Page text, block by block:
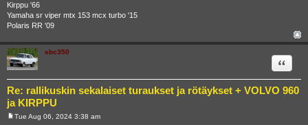
Kirppu '66
Yamaha sr viper mtx 153 mcx turbo '15
Polaris RR '09
sbc350
Re: rallikuskin sekalaiset turaukset ja rötäykset + VOLVO 960
ja KIRPPU
Quote
Tue Aug 06, 2024 3:38 am